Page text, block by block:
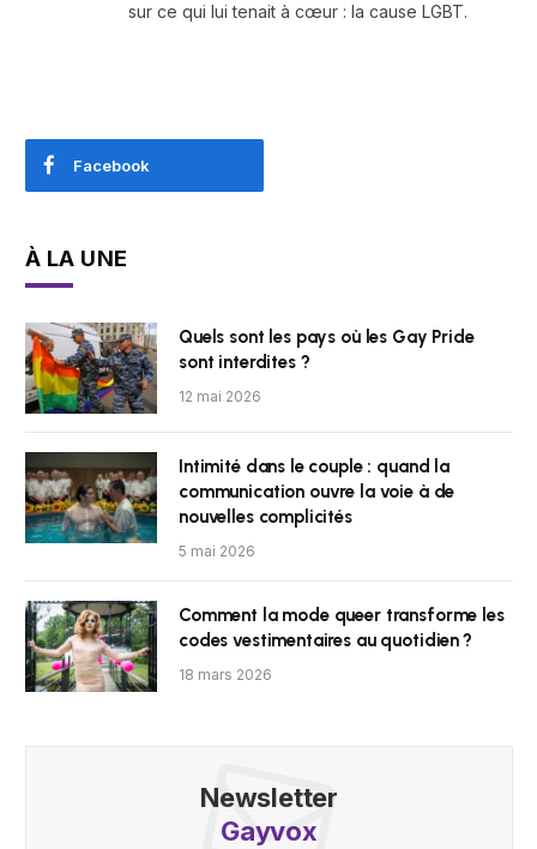
sur ce qui lui tenait à cœur : la cause LGBT.
Facebook
À LA UNE
Quels sont les pays où les Gay Pride
sont interdites ?
12 mai 2026
Intimité dans le couple : quand la
communication ouvre la voie à de
nouvelles complicités
5 mai 2026
Comment la mode queer transforme les
codes vestimentaires au quotidien ?
18 mars 2026
Newsletter
Gayvox